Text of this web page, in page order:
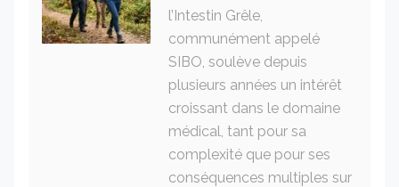
l’Intestin Grêle,
communément appelé
SIBO, soulève depuis
plusieurs années un intérêt
croissant dans le domaine
médical, tant pour sa
complexité que pour ses
conséquences multiples sur